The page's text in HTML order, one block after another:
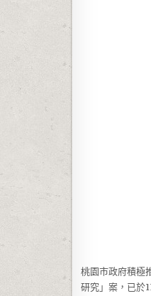
桃園市政府積極
研究」案，已於